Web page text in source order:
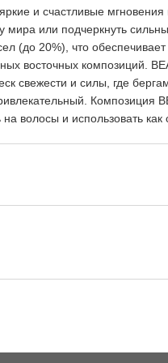
и счастливые
мира или подчеркнуть
20%), что обеспечивает
восточных композиций.
свежести и силы, где
Композиция
волосы и использовать